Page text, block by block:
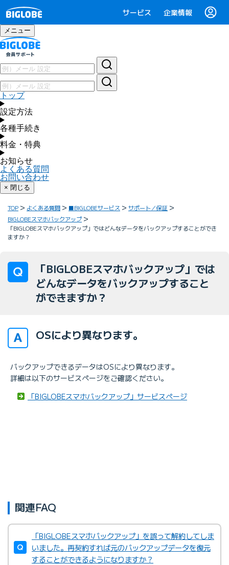
サービス 企業情報
メニュー
トップ
設定方法
各種手続き
料金・特典
お知らせ
よくある質問
お問い合わせ
× 閉じる
TOP よくある質問 ■BIGLOBEサービス
サポート／保証
BIGLOBEスマホバックアップ
「BIGLOBEスマホバックアップ」ではどんなデータをバックアップすることができ
ますか？
「BIGLOBEスマホバックアップ」では
どんなデータをバックアップすること
ができますか？
OSにより異なります。
バックアップできるデータはOSにより異なります。
詳細は以下のサービスページをご確認ください。
「BIGLOBEスマホバックアップ」サービスページ
関連FAQ
「BIGLOBEスマホバックアップ」を誤って解約してしま
いました。再契約すれば元のバックアップデータを復元
することができるようになりますか？